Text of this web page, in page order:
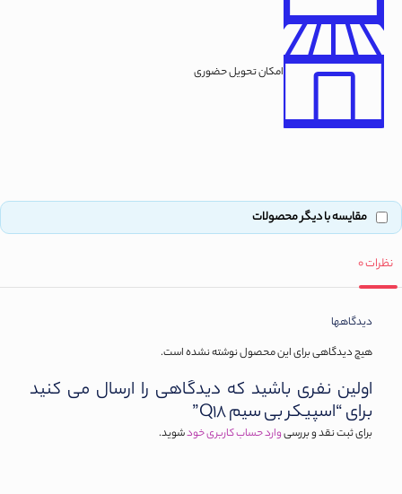
امکان تحویل حضوری
مقایسه با دیگر محصولات
نظرات0
دیدگاهها
هیچ دیدگاهی برای این محصول نوشته نشده است.
اولین نفری باشید که دیدگاهی را ارسال می کنید
برای “اسپیکر بی سیم Q18”
برای ثبت نقد و بررسیوارد حساب کاربری خودشوید.